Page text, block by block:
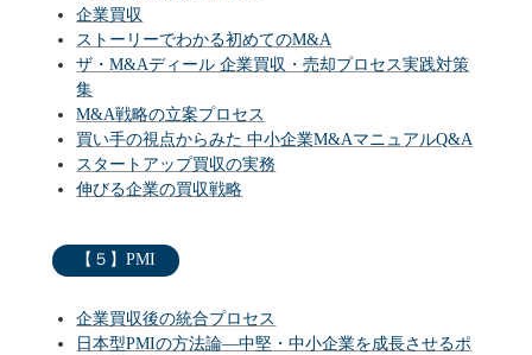
企業買収
ストーリーでわかる初めてのM&A
ザ・M&Aディール 企業買収・売却プロセス実践対策
集
M&A戦略の立案プロセス
買い手の視点からみた 中小企業M&AマニュアルQ&A
スタートアップ買収の実務
伸びる企業の買収戦略
【５】PMI
企業買収後の統合プロセス
日本型PMIの方法論―中堅・中小企業を成長させるポ